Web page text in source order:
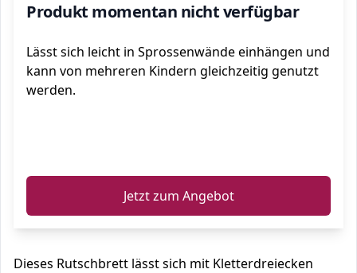
Produkt momentan nicht verfügbar
Lässt sich leicht in Sprossenwände einhängen und
kann von mehreren Kindern gleichzeitig genutzt
werden.
Jetzt zum Angebot
Dieses Rutschbrett lässt sich mit Kletterdreiecken